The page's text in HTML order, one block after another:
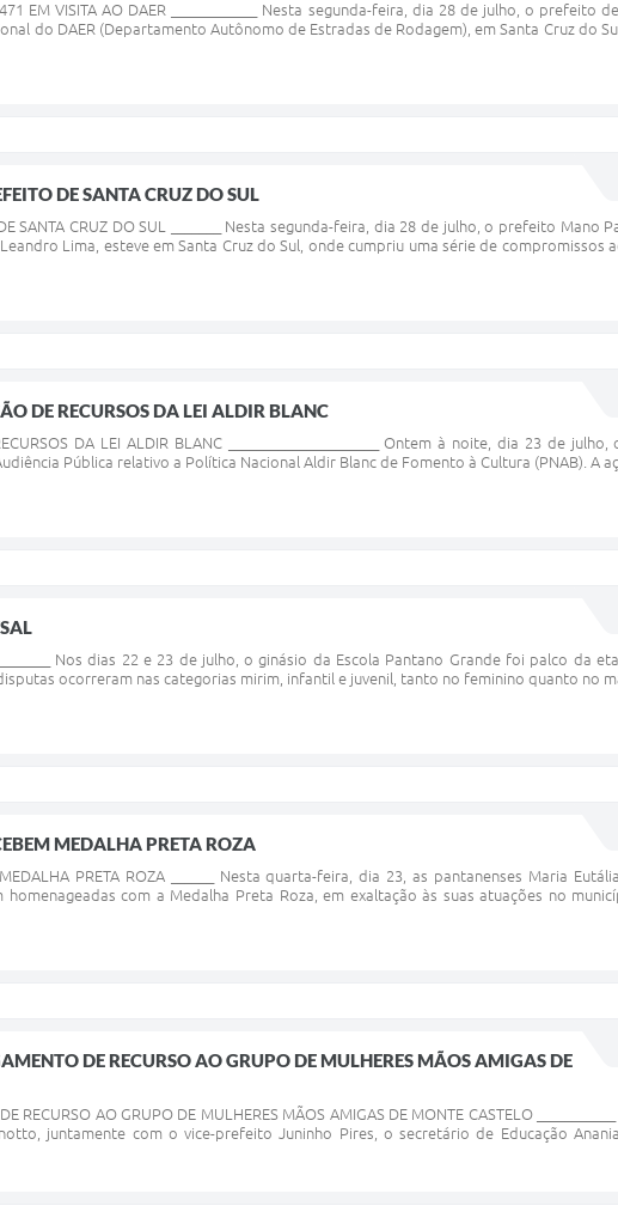
471 EM VISITA AO DAER ____________ Nesta segunda-feira, dia 28 de julho, o prefeito
do DAER (Departamento Autônomo de Estradas de Rodagem), em Santa Cruz do
DE SANTA CRUZ DO SUL
DE SANTA CRUZ DO SUL _______ Nesta segunda-feira, dia 28 de julho, o prefeito
Lima, esteve em Santa Cruz do Sul, onde cumpriu uma série de compromissos
DE RECURSOS DA LEI ALDIR BLANC
DA LEI ALDIR BLANC _____________________ Ontem à noite, dia 23 de
Pública relativo a Política Nacional Aldir Blanc de Fomento à Cultura (PNAB). A
Nos dias 22 e 23 de julho, o ginásio da Escola Pantano Grande foi palco da
ocorreram nas categorias mirim, infantil e juvenil, tanto no feminino quanto no
MEDALHA PRETA ROZA
MEDALHA PRETA ROZA ______ Nesta quarta-feira, dia 23, as pantanenses Maria
com a Medalha Preta Roza, em exaltação às suas atuações no
DE RECURSO AO GRUPO DE MULHERES MÃOS AMIGAS DE
RECURSO AO GRUPO DE MULHERES MÃOS AMIGAS DE MONTE CASTELO
juntamente com o vice-prefeito Juninho Pires, o secretário de Educação